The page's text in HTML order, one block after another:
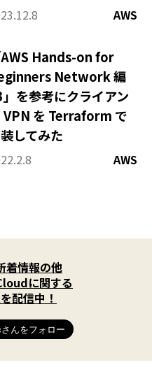
AWS
AWS Hands-on for
Network 編
を参考にクライアン
VPN を Terraform で
してみた
AWS
着情報の他
に関する
配信中！